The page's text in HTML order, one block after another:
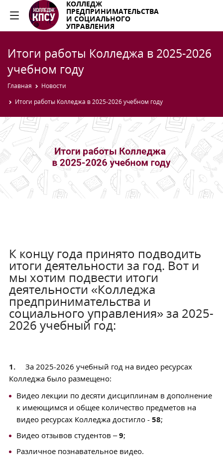
КОЛЛЕДЖ
ПРЕДПРИНИМАТЕЛЬСТВА
И СОЦИАЛЬНОГО
УПРАВЛЕНИЯ
Итоги работы Колледжа в 2025-2026
учебном году
Главная
Новости
Итоги работы Колледжа в 2025-2026 учебном году
К концу года принято подводить
итоги деятельности за год. Вот и
мы хотим подвести итоги
деятельности «Колледжа
предпринимательства и
социального управления» за 2025-
2026 учебный год:
1. За 2025-2026 учебный год на видео ресурсах
Колледжа было размещено:
Видео лекции по десяти дисциплинам в дополнение
к имеющимся и общее количество предметов на
видео ресурсах Колледжа достигло - 58;
Видео отзывов студентов –9;
Различное познавательное видео.